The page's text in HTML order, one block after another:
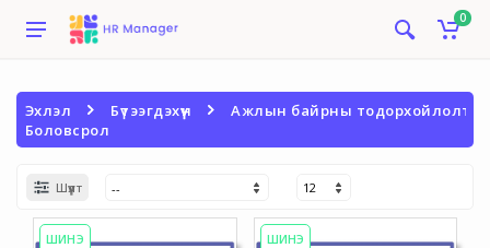
0
Эхлэл Бүтээгдэхүүн
Ажлын байрны тодорхойлолт
Боловсрол
Шүүлт
ШИНЭ ШИНЭ